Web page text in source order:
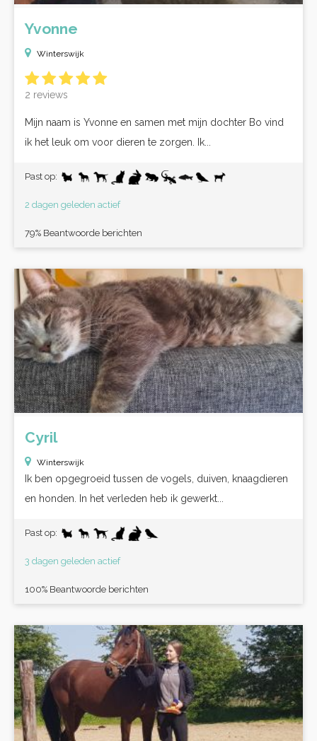
Yvonne
Winterswijk
2 reviews
Mijn naam is Yvonne en samen met mijn dochter Bo vind
ik het leuk om voor dieren te zorgen. Ik...
Past op:
2 dagen geleden actief
79% Beantwoorde berichten
Cyril
Winterswijk
Ik ben opgegroeid tussen de vogels, duiven, knaagdieren
en honden. In het verleden heb ik gewerkt...
Past op:
3 dagen geleden actief
100% Beantwoorde berichten